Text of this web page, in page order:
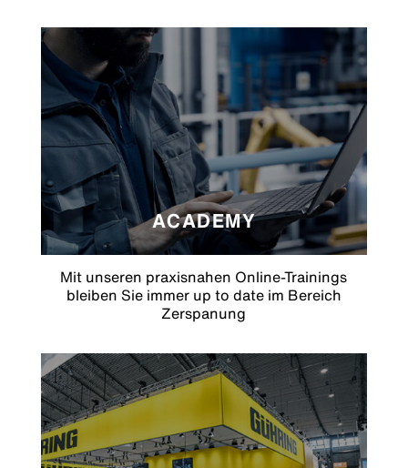
ACADEMY
Mit unseren praxisnahen Online-Trainings
bleiben Sie immer up to date im Bereich
Zerspanung